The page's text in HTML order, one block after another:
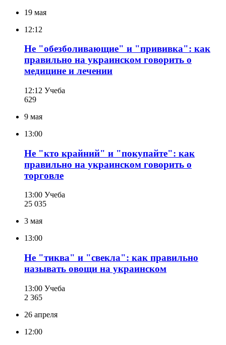
19 мая
12:12
Не "обезболивающие" и "прививка": как
правильно на украинском говорить о
медицине и лечении
12:12 Учеба
629
9 мая
13:00
Не "кто крайний" и "покупайте": как
правильно на украинском говорить о
торговле
13:00 Учеба
25 035
3 мая
13:00
Не "тиква" и "свекла": как правильно
называть овощи на украинском
13:00 Учеба
2 365
26 апреля
12:00